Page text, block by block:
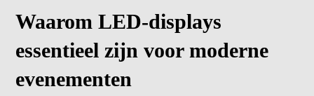
Waarom LED-displays
essentieel zijn voor moderne
evenementen